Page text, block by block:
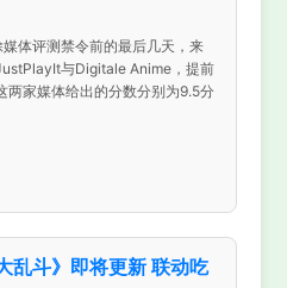
体评测禁令前的最后几天，来
与Digitale Anime，提前
两家媒体给出的分数分别为9.5分
乱斗》即将更新 联动吃